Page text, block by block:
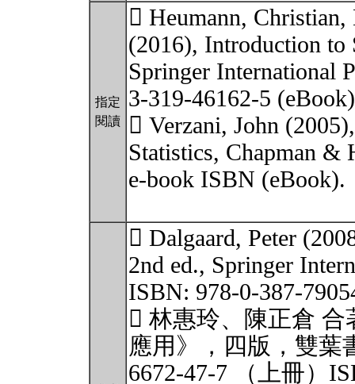
指定
閱讀
 Heumann, Christian,
(2016), Introduction to
Springer International
3-319-46162-5
 Verzani, John
Statistics, Chapman
e-book ISBN (eBook).
 Dalgaard, Peter
2nd ed., Springer
ISBN: 978-0-387-
 林惠玲、陳正倉 合
應用》，四版，雙葉
6672-47-7 （上冊）